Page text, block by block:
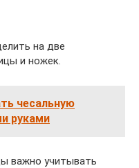
на две
и ножек.
чесальную
руками
важно учитывать